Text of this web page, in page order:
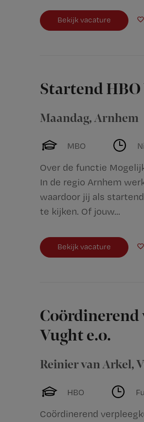
Bekijk vacature
Startend
Maandag,Arnhem
MBO
Over de functie
In de regio Arnhem
waardoor jij als
te kijken. Of jouw...
Bekijk vacature
Coördinerend
Vught e.o.
Reinier van Arkel,
HBO
Coördinerend